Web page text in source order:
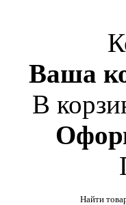
Ваша
В
Найти